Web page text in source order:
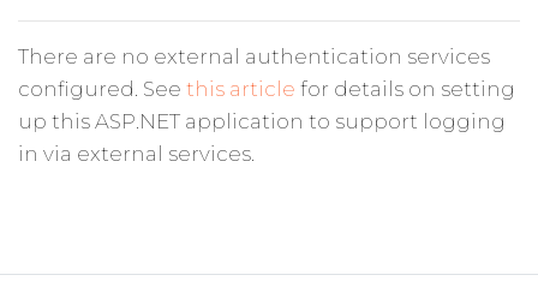
There are no external authentication services
configured. See this article for details on setting
up this ASP.NET application to support logging
in via external services.